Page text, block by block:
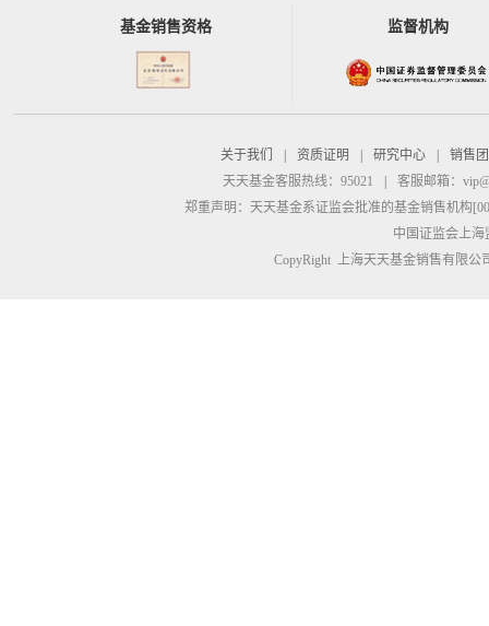
基金销售资格 监督机构
关于我们 资质证明 研究中心
销售
天天基金客服热线：95021
客服邮箱：
郑重声明： 天天基金系证监会批准的基金销售机构
中国证监会上
CopyRight 上海天天基金销售有限